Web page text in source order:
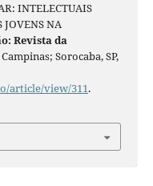
INTELECTUAIS
JOVENS NA
Revista da
Campinas; Sorocaba, SP,
article/view/311.